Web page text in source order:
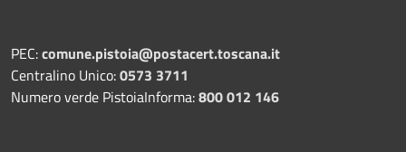
PEC:comune.pistoia@postacert.toscana.it
Centralino Unico:0573 3711
Numero verde PistoiaInforma:800 012 146